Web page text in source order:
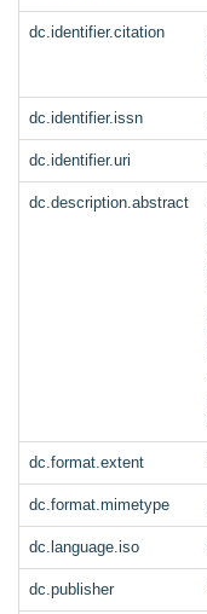
dc.identifier.citation
dc.identifier.issn
dc.identifier.uri
dc.description.abstract
dc.format.extent
dc.format.mimetype
dc.language.iso
dc.publisher